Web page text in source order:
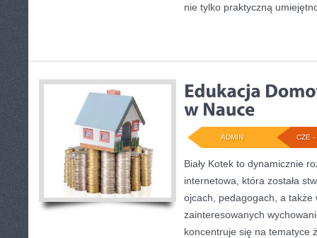
nie tylko praktyczną
CZE -
ADMIN
Biały Kotek to dynamicznie
internetowa, która została
ojcach, pedagogach, a także
zainteresowanych
koncentruje się na tematyce